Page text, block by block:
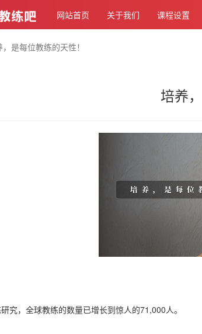
网站首页 关于我们 课程设置
是每位教练的天性！
培养
究，全球教练的数量已增长到惊人的71,000人。